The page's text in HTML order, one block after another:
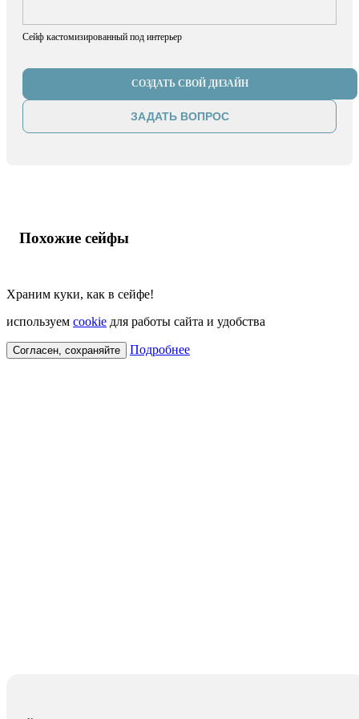
Сейф кастомизированный под интерьер
СОЗДАТЬ СВОЙ ДИЗАЙН
ЗАДАТЬ ВОПРОС
Похожие сейфы
Храним куки, как в сейфе!
используем cookie для работы сайта и удобства
Согласен, сохраняйте Подробнее